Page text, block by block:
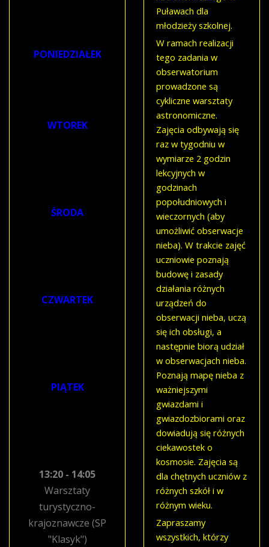
PONIEDZIAŁEK
WTOREK
ŚRODA
CZWARTEK
PIĄTEK
13:20 - 14:05
Warsztaty
turystyczno-
krajoznawcze (SP
"Klasyk")
Puławach dla
młodzieży szkolnej.
W ramach realizacji
tego zadania w
obserwatorium
prowadzone są
cykliczne warsztaty
astronomiczne.
Zajęcia odbywają się
raz w tygodniu w
wymiarze 2 godzin
lekcyjnych w
godzinach
popołudniowych i
wieczornych (aby
umożliwić obserwacje
nieba). W trakcie zajęć
uczniowie poznają
budowę i zasady
działania różnych
urządzeń do
obserwacji nieba, uczą
się ich obsługi, a
następnie biorą udział
w obserwacjach nieba.
Poznają mapę nieba z
ważniejszymi
gwiazdami i
gwiazdozbiorami oraz
dowiadują się różnych
ciekawostek o
kosmosie. Zajęcia są
dla chętnych uczniów z
różnych szkół i w
różnym wieku.
Zapraszamy
wszystkich, którzy